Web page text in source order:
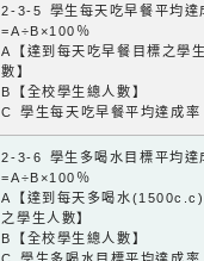
2-3-5 學生每天吃早餐平均達
=A÷B×100％
A【達到每天吃早餐目標之學
數】
B【全校學生總人數】
C 學生每天吃早餐平均達成率
2-3-6 學生多喝水目標平均達
=A÷B×100％
A【達到每天多喝水
之學生人數】
B【全校學生總人數】